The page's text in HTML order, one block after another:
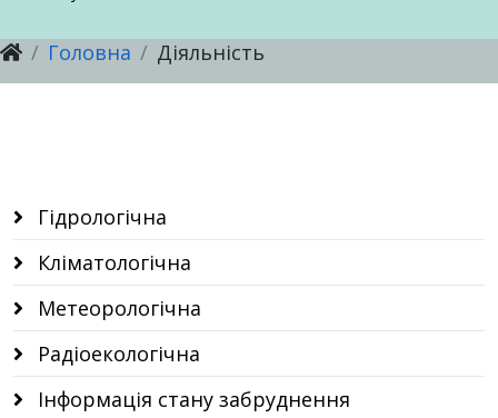
Послуги
Послуги
Настанови, методичні рекомендації
Головна Діяльність
Гідрологічна
Кліматологічна
Метеорологічна
Радіоекологічна
Інформація стану забруднення